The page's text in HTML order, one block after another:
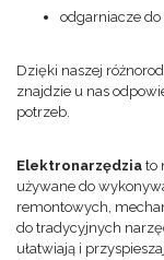
odgarniacze do
Dzięki naszej
znajdzie u nas
potrzeb.
Elektronarzędzia to
używane do
remontowych,
do tradycyjnych
ułatwiają i